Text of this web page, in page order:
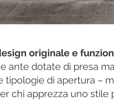
originale e
ante dotate di presa
tipologie di apertura –
chi apprezza uno